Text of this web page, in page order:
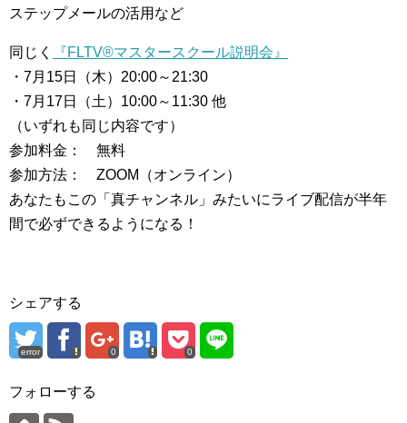
ステップメールの活用など
同じく
『FLTV®マスタースクール説明会』
・7月15日（木）20:00～21:30
・7月17日（土）10:00～11:30 他
（いずれも同じ内容です）
参加料金： 無料
参加方法： ZOOM（オンライン）
あなたもこの「真チャンネル」みたいにライブ配信が半年
間で必ずできるようになる！
シェアする
error 0 0
フォローする